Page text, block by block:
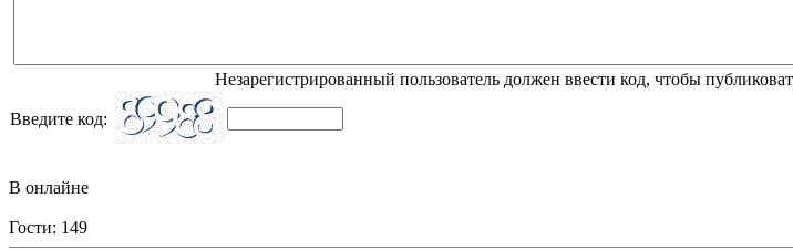
Незарегистрированный пользователь должен ввести код, чтобы
Введите код:
В онлайне
Гости: 149